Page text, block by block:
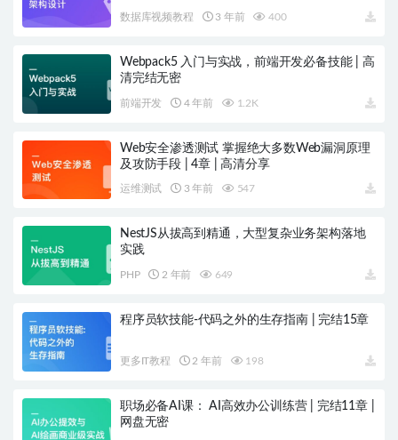
数据库视频教程 3 年前 400
Webpack5 入门与实战，前端开发必备技能 | 高
清完结无密
前端开发 4 年前 1.2K
Web安全渗透测试 掌握绝大多数Web漏洞原理
及攻防手段 | 4章 | 高清分享
运维测试 3 年前 547
NestJS从拔高到精通，大型复杂业务架构落地
实践
PHP 2 年前 649
程序员软技能-代码之外的生存指南 | 完结15章
更多IT教程 2 年前 198
职场必备AI课： AI高效办公训练营 | 完结11章 |
网盘无密